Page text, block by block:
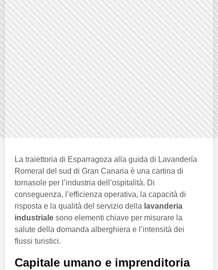
La traiettoria di Esparragoza alla guida di Lavandería
Romeral del sud di Gran Canaria è una cartina di
tornasole per l’industria dell’ospitalità. Di
conseguenza, l’efficienza operativa, la capacità di
risposta e la qualità del servizio della lavanderia
industriale sono elementi chiave per misurare la
salute della domanda alberghiera e l’intensità dei
flussi turistici.
Capitale umano e imprenditoria